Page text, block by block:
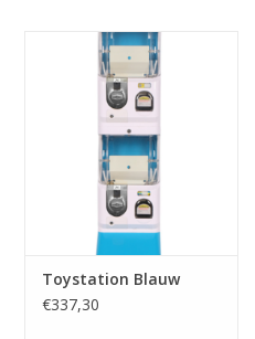
Toystation Blauw
€337,30